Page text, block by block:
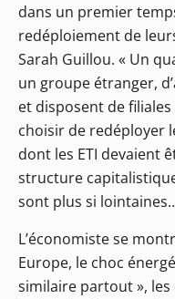
dans un premier
redéploiement de
Sarah Guillou. « Un
un groupe étranger,
et disposent de
choisir de redéployer
dont les ETI devaient
structure
sont plus si
L’économiste se
Europe, le choc
similaire partout », les